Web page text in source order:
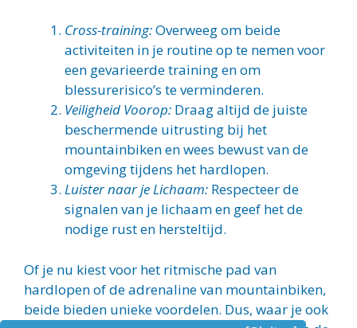
Cross-training:Overweeg om beide
activiteiten in je routine op te nemen voor
een gevarieerde training en om
blessurerisico’s te verminderen.
Veiligheid Voorop: Draag altijd de juiste
beschermende uitrusting bij het
mountainbiken en wees bewust van de
omgeving tijdens het hardlopen.
Luister naar je Lichaam: Respecteer de
signalen van je lichaam en geef het de
nodige rust en hersteltijd.
Of je nu kiest voor het ritmische pad van
hardlopen of de adrenaline van mountainbiken,
beide bieden unieke voordelen. Dus, waar je ook